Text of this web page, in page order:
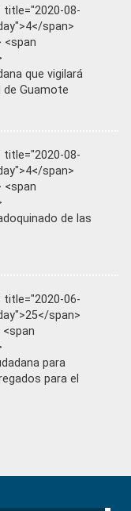
title="2020-08-
span>
<span
que vigilará
de Guamote
title="2020-08-
span>
<span
de las
title="2020-06-
span>
para
para el